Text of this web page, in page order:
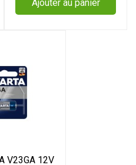
Ajouter au panier
V23GA 12V